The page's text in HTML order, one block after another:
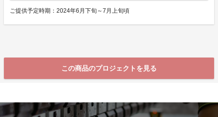
ご提供予定時期：2024年6月下旬～7月上旬頃
この商品のプロジェクトを見る